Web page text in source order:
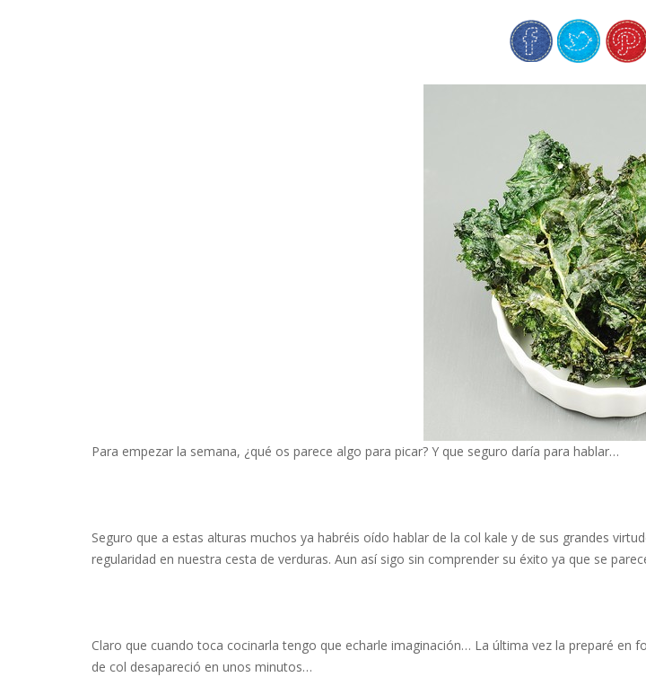
Para empezar la semana, ¿qué os parece algo para picar? Y que seguro daría para hablar…
Seguro que a estas alturas muchos ya habréis oído hablar de la col kale y de sus grandes
regularidad en nuestra cesta de verduras. Aun así sigo sin comprender su éxito ya que se
Claro que cuando toca cocinarla tengo que echarle imaginación… La última vez la preparé
de col desapareció en unos minutos…